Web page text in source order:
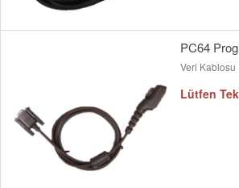
PC64
Veri Kablosu
Lütfen